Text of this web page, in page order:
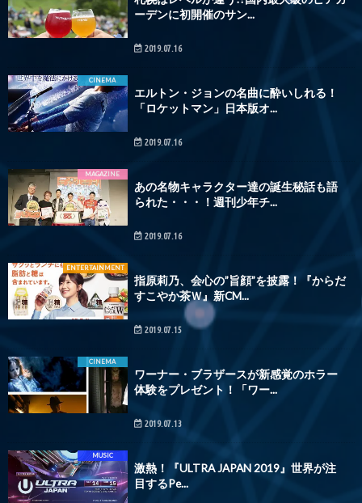
ーデンに初開催のサン...
2019.07.16
CINEMA
エルトン・ジョンの名曲に酔いしれる！
「ロケットマン」日本版オ...
2019.07.16
MAGAZINE
あの名物キャラクター達の誕生秘話も語
られた・・・！週刊少年チ...
2019.07.16
ENTERTAINMENT
指原莉乃、会心の”旨顔”を披露！『からだ
すこやか茶Ｗ』新CM...
2019.07.15
CINEMA
ワーナー・ブラザースが新感覚のホラー
体験をプレゼント！「ワー...
2019.07.13
MUSIC
激熱！『ULTRA JAPAN 2019』世界が注
目するPe...